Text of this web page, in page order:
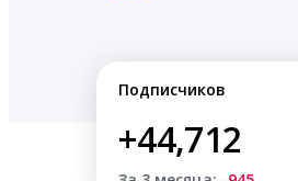
Подписчиков
+44,712